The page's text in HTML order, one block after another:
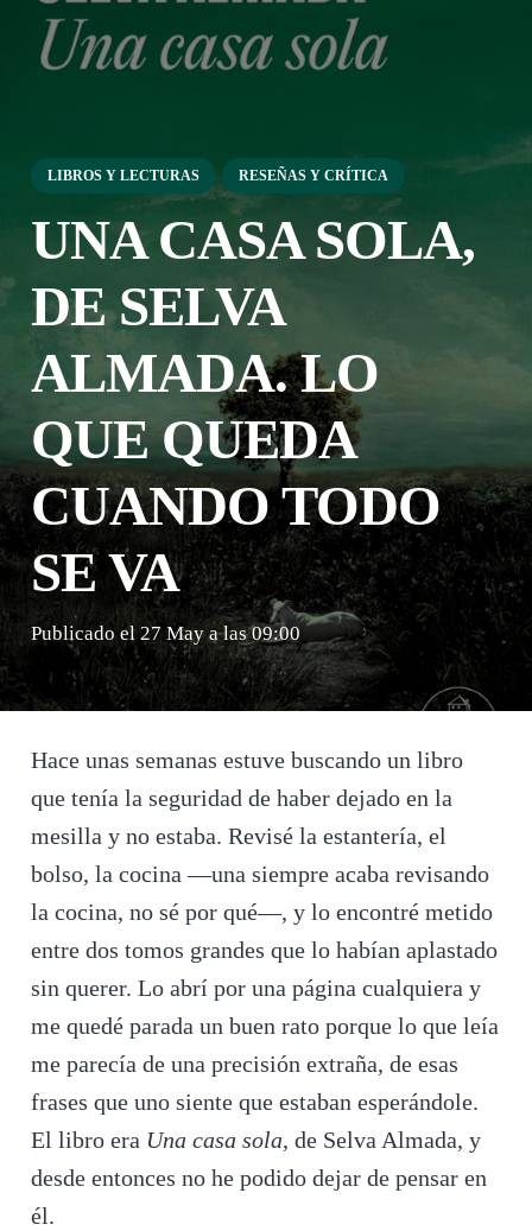
LIBROS Y LECTURAS RESEÑAS Y CRÍTICA
UNA CASA SOLA,
DE SELVA
ALMADA. LO
QUE QUEDA
CUANDO TODO
SE VA
Publicado el27 May a las 09:00
Hace unas semanas estuve buscando un libro
que tenía la seguridad de haber dejado en la
mesilla y no estaba. Revisé la estantería, el
bolso, la cocina —una siempre acaba revisando
la cocina, no sé por qué—, y lo encontré metido
entre dos tomos grandes que lo habían aplastado
sin querer. Lo abrí por una página cualquiera y
me quedé parada un buen rato porque lo que leía
me parecía de una precisión extraña, de esas
frases que uno siente que estaban esperándole.
El libro era Una casa sola, de Selva Almada, y
desde entonces no he podido dejar de pensar en
él.